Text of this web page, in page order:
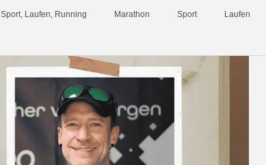
Sport, Laufen, Running Marathon Sport Laufen
Iron Man Umweltschutz Präsentation
Podcast